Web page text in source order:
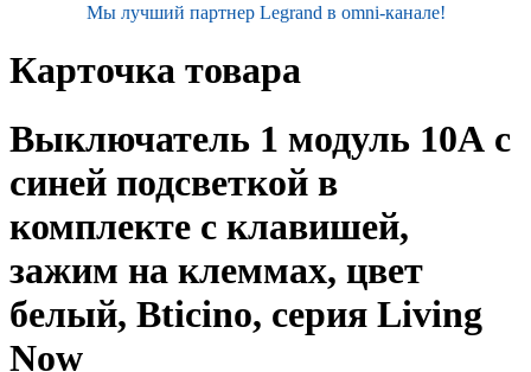
Мы лучший партнер Legrand в omni-канале!
Карточка товара
Выключатель 1 модуль 10А с
синей подсветкой в
комплекте с клавишей,
зажим на клеммах, цвет
белый, Bticino, серия Living
Now